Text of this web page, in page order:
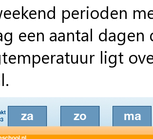
perioden
een aantal
ligt